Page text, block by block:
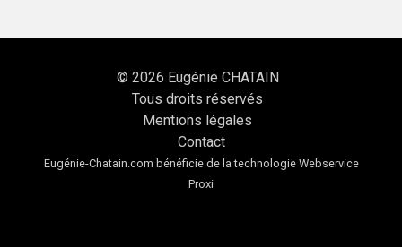
© 2026 Eugénie CHATAIN
Tous droits réservés
Mentions légales
Contact
Eugénie-Chatain.com bénéficie de la technologie Webservice
Proxi